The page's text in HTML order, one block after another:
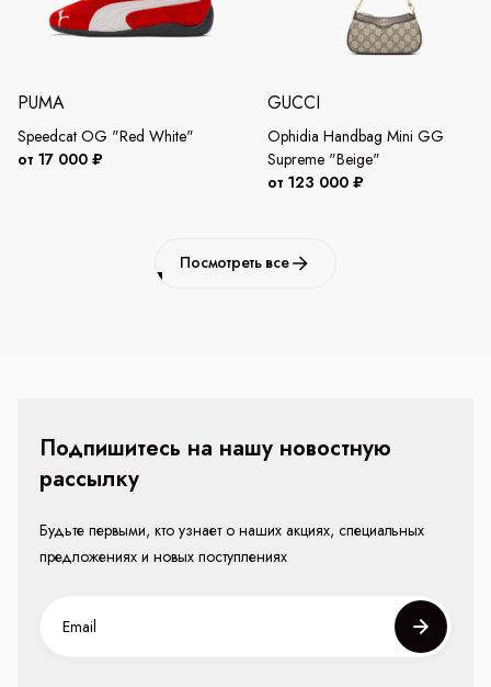
PUMA
Speedcat OG "Red White"
от 17 000 ₽
GUCCI
Ophidia Handbag Mini GG
Supreme "Beige"
от 123 000 ₽
Посмотреть все
Подпишитесь на нашу новостную
рассылку
Будьте первыми, кто узнает о наших акциях, специальных
предложениях и новых поступлениях